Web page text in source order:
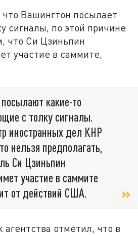
Вашингтон посылает
сигналы, по этой причине
что Си Цзиньпин
участие в саммите,
какие-то
с толку сигналы.
иностранных дел КНР
нельзя предполагать,
Си Цзиньпин
участие в саммите
от действий США.
отметил, что в